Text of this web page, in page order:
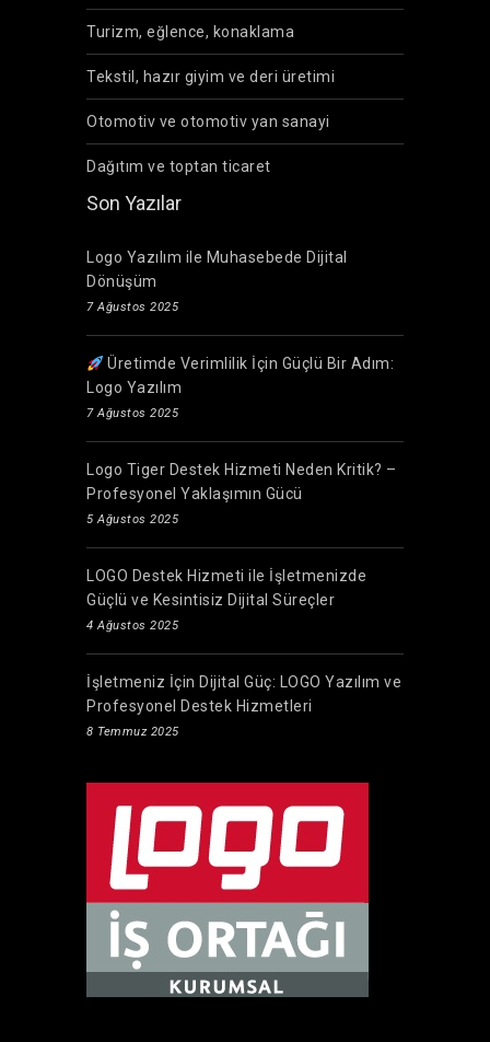
Turizm, eğlence, konaklama
Tekstil, hazır giyim ve deri üretimi
Otomotiv ve otomotiv yan sanayi
Dağıtım ve toptan ticaret
Son Yazılar
Logo Yazılım ile Muhasebede Dijital
Dönüşüm
7 Ağustos 2025
Üretimde Verimlilik İçin Güçlü Bir Adım:
Logo Yazılım
7 Ağustos 2025
Logo Tiger Destek Hizmeti Neden Kritik? –
Profesyonel Yaklaşımın Gücü
5 Ağustos 2025
LOGO Destek Hizmeti ile İşletmenizde
Güçlü ve Kesintisiz Dijital Süreçler
4 Ağustos 2025
İşletmeniz İçin Dijital Güç: LOGO Yazılım ve
Profesyonel Destek Hizmetleri
8 Temmuz 2025